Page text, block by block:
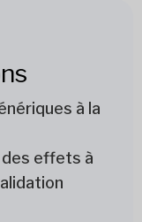
à la
effets à